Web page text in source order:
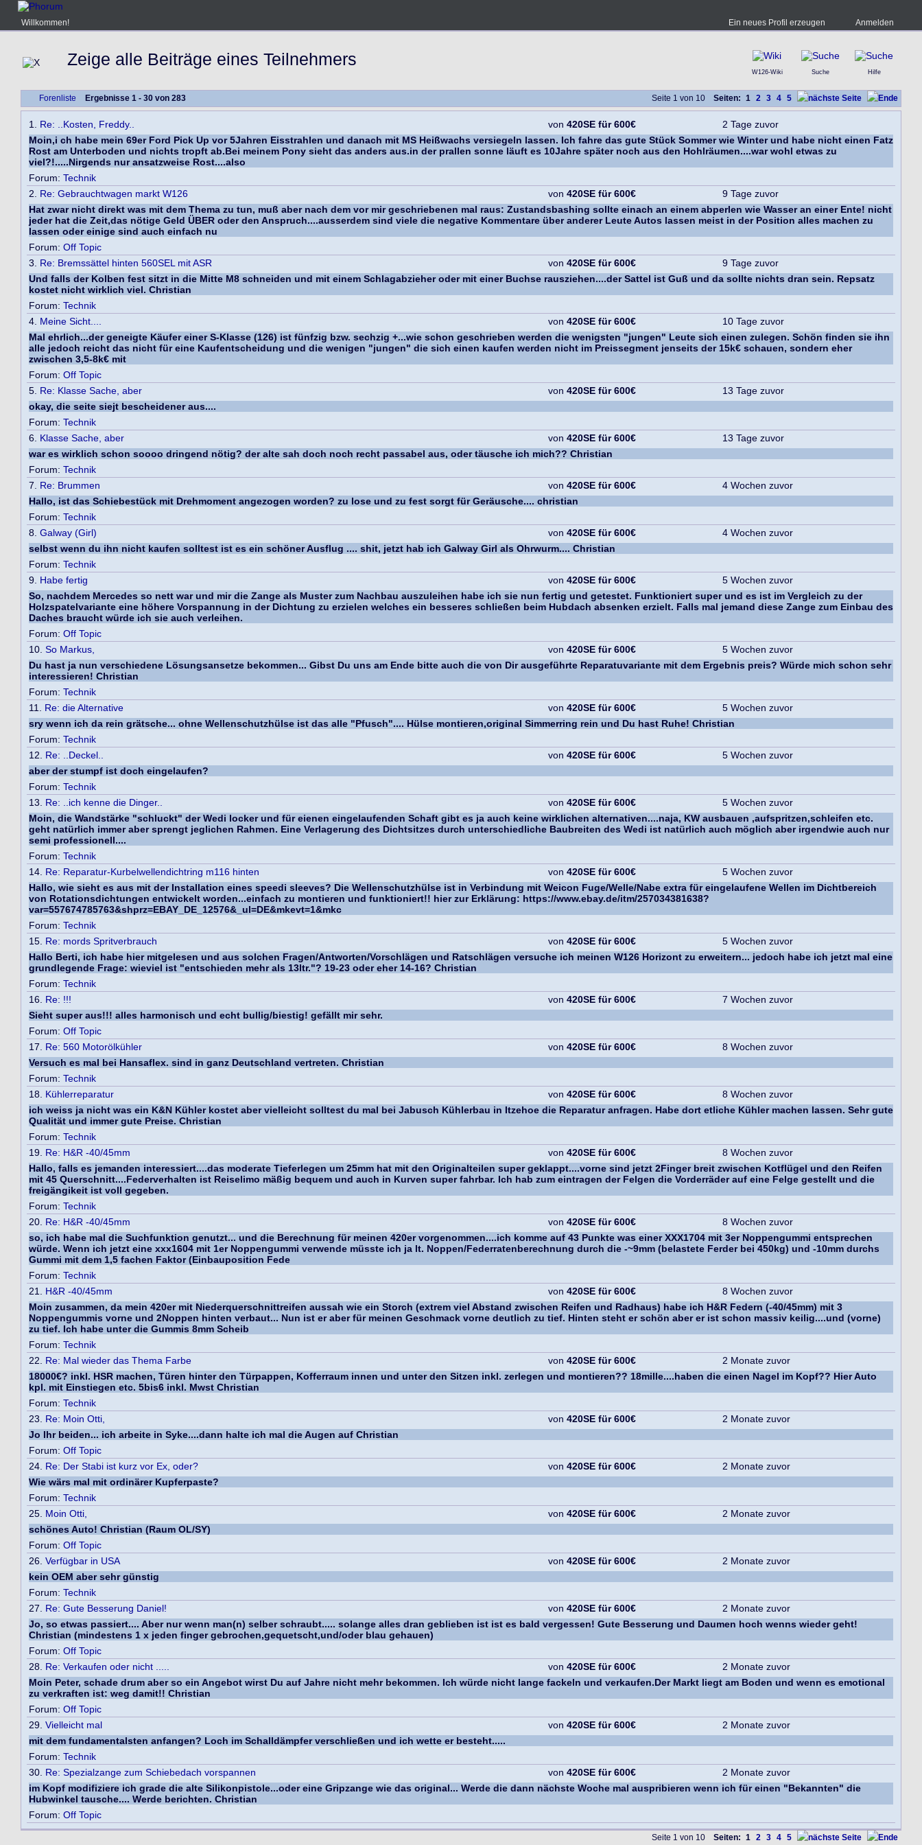
Willkommen! Ein neues Profil erzeugen Anmelden
Zeige alle Beiträge eines Teilnehmers
W126-Wiki Suche Hilfe
Seite 1 von 10 Seiten: 1 2 3 4 5
Forenliste Ergebnisse 1 - 30 von 283
1. Re: ..Kosten, Freddy.. von 420SE für 600€
2 Tage zuvor
Moin,i ch habe mein 69er Ford Pick Up vor 5Jahren Eisstrahlen und danach mit MS Heißwachs versiegeln lassen. Ich fahre das gute Stück Sommer wie Winter und habe nicht einen Fatz
Rost am Unterboden und nichts tropft ab.Bei meinem Pony sieht das anders aus.in der prallen sonne läuft es 10Jahre später noch aus den Hohlräumen....war wohl etwas zu
viel?!.....Nirgends nur ansatzweise Rost....also
Forum: Technik
2. Re: Gebrauchtwagen markt W126 von 420SE für 600€
9 Tage zuvor
Hat zwar nicht direkt was mit dem Thema zu tun, muß aber nach dem vor mir geschriebenen mal raus: Zustandsbashing sollte einach an einem abperlen wie Wasser an einer Ente! nicht
jeder hat die Zeit,das nötige Geld ÜBER oder den Anspruch....ausserdem sind viele die negative Kommentare über anderer Leute Autos lassen meist in der Position alles machen zu
lassen oder einige sind auch einfach nu
Forum: Off Topic
3. Re: Bremssättel hinten 560SEL mit ASR von 420SE für 600€
9 Tage zuvor
Und falls der Kolben fest sitzt in die Mitte M8 schneiden und mit einem Schlagabzieher oder mit einer Buchse rausziehen....der Sattel ist Guß und da sollte nichts dran sein. Repsatz
kostet nicht wirklich viel. Christian
Forum: Technik
4. Meine Sicht.... von 420SE für 600€
10 Tage zuvor
Mal ehrlich...der geneigte Käufer einer S-Klasse (126) ist fünfzig bzw. sechzig +...wie schon geschrieben werden die wenigsten "jungen" Leute sich einen zulegen. Schön finden sie ihn
alle jedoch reicht das nicht für eine Kaufentscheidung und die wenigen "jungen" die sich einen kaufen werden nicht im Preissegment jenseits der 15k€ schauen, sondern eher
zwischen 3,5-8k€ mit
Forum: Off Topic
5. Re: Klasse Sache, aber von 420SE für 600€
13 Tage zuvor
okay, die seite siejt bescheidener aus....
Forum: Technik
6. Klasse Sache, aber von 420SE für 600€
13 Tage zuvor
war es wirklich schon soooo dringend nötig? der alte sah doch noch recht passabel aus, oder täusche ich mich?? Christian
Forum: Technik
7. Re: Brummen von 420SE für 600€
4 Wochen zuvor
Hallo, ist das Schiebestück mit Drehmoment angezogen worden? zu lose und zu fest sorgt für Geräusche.... christian
Forum: Technik
8. Galway (Girl) von 420SE für 600€
4 Wochen zuvor
selbst wenn du ihn nicht kaufen solltest ist es ein schöner Ausflug .... shit, jetzt hab ich Galway Girl als Ohrwurm.... Christian
Forum: Technik
9. Habe fertig von 420SE für 600€
5 Wochen zuvor
So, nachdem Mercedes so nett war und mir die Zange als Muster zum Nachbau auszuleihen habe ich sie nun fertig und getestet. Funktioniert super und es ist im Vergleich zu der
Holzspatelvariante eine höhere Vorspannung in der Dichtung zu erzielen welches ein besseres schließen beim Hubdach absenken erzielt. Falls mal jemand diese Zange zum Einbau des
Daches braucht würde ich sie auch verleihen.
Forum: Off Topic
10. So Markus, von 420SE für 600€
5 Wochen zuvor
Du hast ja nun verschiedene Lösungsansetze bekommen... Gibst Du uns am Ende bitte auch die von Dir ausgeführte Reparatuvariante mit dem Ergebnis preis? Würde mich schon sehr
interessieren! Christian
Forum: Technik
11. Re: die Alternative von 420SE für 600€
5 Wochen zuvor
sry wenn ich da rein grätsche... ohne Wellenschutzhülse ist das alle "Pfusch".... Hülse montieren,original Simmerring rein und Du hast Ruhe! Christian
Forum: Technik
12. Re: ..Deckel.. von 420SE für 600€
5 Wochen zuvor
aber der stumpf ist doch eingelaufen?
Forum: Technik
13. Re: ..ich kenne die Dinger.. von 420SE für 600€
5 Wochen zuvor
Moin, die Wandstärke "schluckt" der Wedi locker und für eienen eingelaufenden Schaft gibt es ja auch keine wirklichen alternativen....naja, KW ausbauen ,aufspritzen,schleifen etc.
geht natürlich immer aber sprengt jeglichen Rahmen. Eine Verlagerung des Dichtsitzes durch unterschiedliche Baubreiten des Wedi ist natürlich auch möglich aber irgendwie auch nur
semi professionell....
Forum: Technik
14. Re: Reparatur-Kurbelwellendichtring m116 hinten von 420SE für 600€
5 Wochen zuvor
Hallo, wie sieht es aus mit der Installation eines speedi sleeves? Die Wellenschutzhülse ist in Verbindung mit Weicon Fuge/Welle/Nabe extra für eingelaufene Wellen im Dichtbereich
von Rotationsdichtungen entwickelt worden...einfach zu montieren und funktioniert!! hier zur Erklärung: https://www.ebay.de/itm/257034381638?
var=557674785763&shprz=EBAY_DE_12576&_ul=DE&mkevt=1&mkc
Forum: Technik
15. Re: mords Spritverbrauch von 420SE für 600€
5 Wochen zuvor
Hallo Berti, ich habe hier mitgelesen und aus solchen Fragen/Antworten/Vorschlägen und Ratschlägen versuche ich meinen W126 Horizont zu erweitern... jedoch habe ich jetzt mal eine
grundlegende Frage: wieviel ist "entschieden mehr als 13ltr."? 19-23 oder eher 14-16? Christian
Forum: Technik
16. Re: !!! von 420SE für 600€
7 Wochen zuvor
Sieht super aus!!! alles harmonisch und echt bullig/biestig! gefällt mir sehr.
Forum: Off Topic
17. Re: 560 Motorölkühler von 420SE für 600€
8 Wochen zuvor
Versuch es mal bei Hansaflex. sind in ganz Deutschland vertreten. Christian
Forum: Technik
18. Kühlerreparatur von 420SE für 600€
8 Wochen zuvor
ich weiss ja nicht was ein K&N Kühler kostet aber vielleicht solltest du mal bei Jabusch Kühlerbau in Itzehoe die Reparatur anfragen. Habe dort etliche Kühler machen lassen. Sehr gute
Qualität und immer gute Preise. Christian
Forum: Technik
19. Re: H&R -40/45mm von 420SE für 600€
8 Wochen zuvor
Hallo, falls es jemanden interessiert....das moderate Tieferlegen um 25mm hat mit den Originalteilen super geklappt....vorne sind jetzt 2Finger breit zwischen Kotflügel und den Reifen
mit 45 Querschnitt....Federverhalten ist Reiselimo mäßig bequem und auch in Kurven super fahrbar. Ich hab zum eintragen der Felgen die Vorderräder auf eine Felge gestellt und die
freigängikeit ist voll gegeben.
Forum: Technik
20. Re: H&R -40/45mm von 420SE für 600€
8 Wochen zuvor
so, ich habe mal die Suchfunktion genutzt... und die Berechnung für meinen 420er vorgenommen....ich komme auf 43 Punkte was einer XXX1704 mit 3er Noppengummi entsprechen
würde. Wenn ich jetzt eine xxx1604 mit 1er Noppengummi verwende müsste ich ja lt. Noppen/Federratenberechnung durch die -~9mm (belastete Ferder bei 450kg) und -10mm durchs
Gummi mit dem 1,5 fachen Faktor (Einbauposition Fede
Forum: Technik
21. H&R -40/45mm von 420SE für 600€
8 Wochen zuvor
Moin zusammen, da mein 420er mit Niederquerschnittreifen aussah wie ein Storch (extrem viel Abstand zwischen Reifen und Radhaus) habe ich H&R Federn (-40/45mm) mit 3
Noppengummis vorne und 2Noppen hinten verbaut... Nun ist er aber für meinen Geschmack vorne deutlich zu tief. Hinten steht er schön aber er ist schon massiv keilig....und (vorne)
zu tief. Ich habe unter die Gummis 8mm Scheib
Forum: Technik
22. Re: Mal wieder das Thema Farbe von 420SE für 600€
2 Monate zuvor
18000€? inkl. HSR machen, Türen hinter den Türpappen, Kofferraum innen und unter den Sitzen inkl. zerlegen und montieren?? 18mille....haben die einen Nagel im Kopf?? Hier Auto
kpl. mit Einstiegen etc. 5bis6 inkl. Mwst Christian
Forum: Technik
23. Re: Moin Otti, von 420SE für 600€
2 Monate zuvor
Jo Ihr beiden... ich arbeite in Syke....dann halte ich mal die Augen auf Christian
Forum: Off Topic
24. Re: Der Stabi ist kurz vor Ex, oder? von 420SE für 600€
2 Monate zuvor
Wie wärs mal mit ordinärer Kupferpaste?
Forum: Technik
25. Moin Otti, von 420SE für 600€
2 Monate zuvor
schönes Auto! Christian (Raum OL/SY)
Forum: Off Topic
26. Verfügbar in USA von 420SE für 600€
2 Monate zuvor
kein OEM aber sehr günstig
Forum: Technik
27. Re: Gute Besserung Daniel! von 420SE für 600€
2 Monate zuvor
Jo, so etwas passiert.... Aber nur wenn man(n) selber schraubt..... solange alles dran geblieben ist ist es bald vergessen! Gute Besserung und Daumen hoch wenns wieder geht!
Christian (mindestens 1 x jeden finger gebrochen,gequetscht,und/oder blau gehauen)
Forum: Off Topic
28. Re: Verkaufen oder nicht ..... von 420SE für 600€
2 Monate zuvor
Moin Peter, schade drum aber so ein Angebot wirst Du auf Jahre nicht mehr bekommen. Ich würde nicht lange fackeln und verkaufen.Der Markt liegt am Boden und wenn es emotional
zu verkraften ist: weg damit!! Christian
Forum: Off Topic
29. Vielleicht mal von 420SE für 600€
2 Monate zuvor
mit dem fundamentalsten anfangen? Loch im Schalldämpfer verschließen und ich wette er besteht.....
Forum: Technik
30. Re: Spezialzange zum Schiebedach vorspannen von 420SE für 600€
2 Monate zuvor
im Kopf modifiziere ich grade die alte Silikonpistole...oder eine Gripzange wie das original... Werde die dann nächste Woche mal auspribieren wenn ich für einen "Bekannten" die
Hubwinkel tausche.... Werde berichten. Christian
Forum: Off Topic
Seite 1 von 10 Seiten: 1 2 3 4 5